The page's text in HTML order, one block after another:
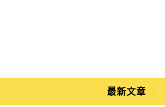
Yuki's Life
Main Menu
最新文章